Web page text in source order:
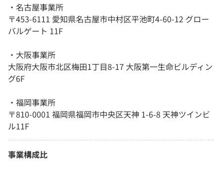
・名古屋事業所
〒453-6111 愛知県名古屋市中村区平池町4-60-12 グロー
バルゲート 11F
・大阪事業所
大阪府大阪市北区梅田1丁目8-17 大阪第一生命ビルディン
グ6F
・福岡事業所
〒810-0001 福岡県福岡市中央区天神 1-6-8 天神ツインビ
ル11F
事業構成比